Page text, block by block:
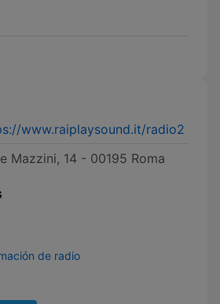
www.raiplaysound.it/radio2
Mazzini, 14 - 00195 Roma
de radio